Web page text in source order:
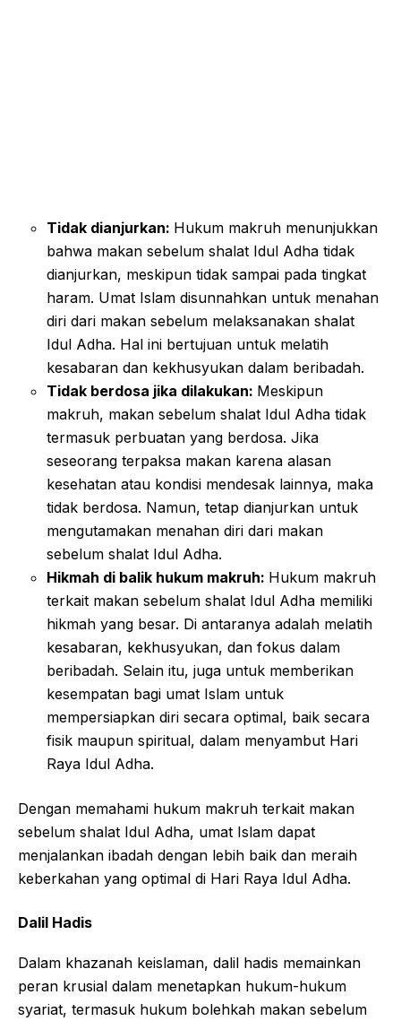
Tidak dianjurkan: Hukum makruh menunjukkan
bahwa makan sebelum shalat Idul Adha tidak
dianjurkan, meskipun tidak sampai pada tingkat
haram. Umat Islam disunnahkan untuk menahan
diri dari makan sebelum melaksanakan shalat
Idul Adha. Hal ini bertujuan untuk melatih
kesabaran dan kekhusyukan dalam beribadah.
Tidak berdosa jika dilakukan: Meskipun
makruh, makan sebelum shalat Idul Adha tidak
termasuk perbuatan yang berdosa. Jika
seseorang terpaksa makan karena alasan
kesehatan atau kondisi mendesak lainnya, maka
tidak berdosa. Namun, tetap dianjurkan untuk
mengutamakan menahan diri dari makan
sebelum shalat Idul Adha.
Hikmah di balik hukum makruh: Hukum makruh
terkait makan sebelum shalat Idul Adha memiliki
hikmah yang besar. Di antaranya adalah melatih
kesabaran, kekhusyukan, dan fokus dalam
beribadah. Selain itu, juga untuk memberikan
kesempatan bagi umat Islam untuk
mempersiapkan diri secara optimal, baik secara
fisik maupun spiritual, dalam menyambut Hari
Raya Idul Adha.
Dengan memahami hukum makruh terkait makan
sebelum shalat Idul Adha, umat Islam dapat
menjalankan ibadah dengan lebih baik dan meraih
keberkahan yang optimal di Hari Raya Idul Adha.
Dalil Hadis
Dalam khazanah keislaman, dalil hadis memainkan
peran krusial dalam menetapkan hukum-hukum
syariat, termasuk hukum bolehkah makan sebelum